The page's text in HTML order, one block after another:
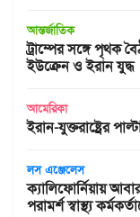
আন্তর্জাতিক
ট্রাম্পের সঙ্গে পৃথক
ইউক্রেন ও ইরান যুদ্ধ
আমেরিকা
ইরান-যুক্তরাষ্ট্রের
লস এঞ্জেলেস
ক্যালিফোর্নিয়ায়
পরামর্শ স্বাস্থ্য